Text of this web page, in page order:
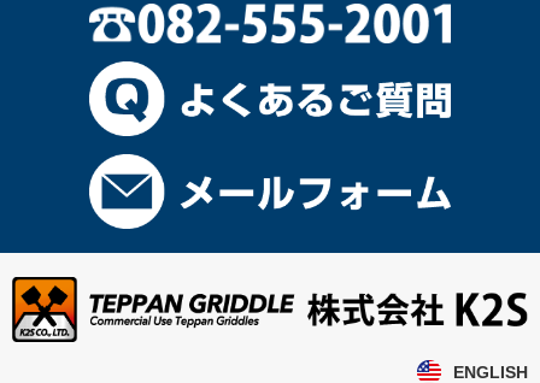
ENGLISH